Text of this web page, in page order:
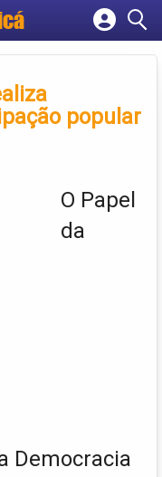
empresa
popular
O Papel
da
Democracia